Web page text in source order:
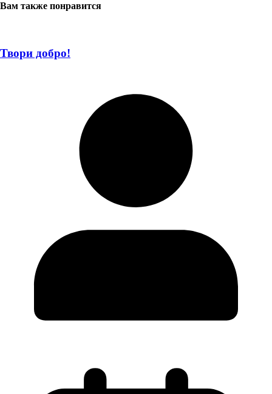
Вам также понравится
Твори добро!